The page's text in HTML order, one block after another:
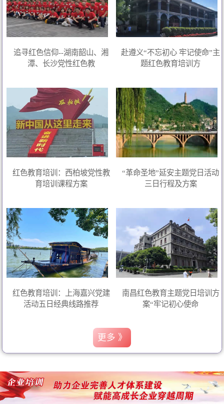
追寻红色信仰--湖南韶山、湘
潭、长沙党性红色教
赴遵义“不忘初心 牢记使命”主
题红色教育培训方
红色教育培训：西柏坡党性教
育培训课程方案
“革命圣地”延安主题党日活动
三日行程及方案
红色教育培训：上海嘉兴党建
活动五日经典线路推荐
南昌红色教育主题党日培训方
案“牢记初心使命
更多 》